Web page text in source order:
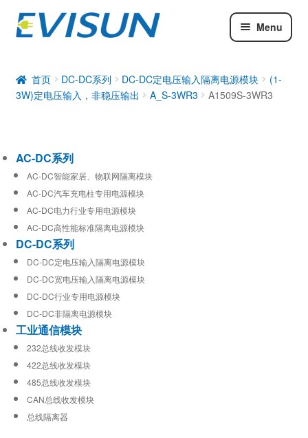
Menu
DC-DC系列
工业通信模块
首页 DC-DC系列 DC-DC定电压输入隔离电源模块
(1-
3W)定电压输入，非稳压输出
A_S-3WR3 A1509S-3WR3
AC-DC系列
AC-DC智能家居、物联网隔离模块
AC-DC汽车充电柱专用电源模块
AC-DC电力行业专用电源模块
AC-DC高性能标准隔离电源模块
DC-DC系列
DC-DC定电压输入隔离电源模块
DC-DC宽电压输入隔离电源模块
DC-DC行业专用电源模块
DC-DC非隔离电源模块
工业通信模块
232总线收发模块
422总线收发模块
485总线收发模块
CAN总线收发模块
总线隔离器